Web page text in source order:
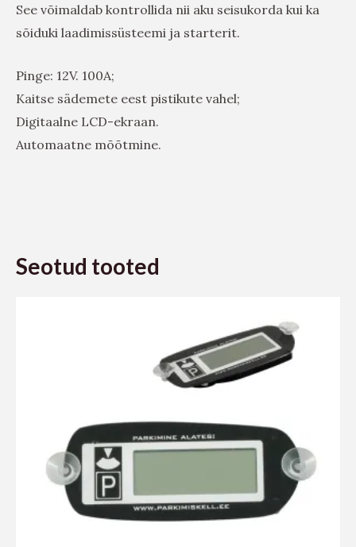
See võimaldab kontrollida nii aku seisukorda kui ka
sõiduki laadimissüsteemi ja starterit.
Pinge: 12V. 100A;
Kaitse sädemete eest pistikute vahel;
Digitaalne LCD-ekraan.
Automaatne mõõtmine.
Seotud tooted